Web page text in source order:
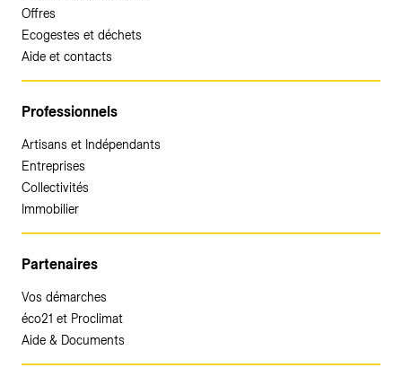
Offres
Ecogestes et déchets
Aide et contacts
Professionnels
Artisans et Indépendants
Entreprises
Collectivités
Immobilier
Partenaires
Vos démarches
éco21 et Proclimat
Aide & Documents